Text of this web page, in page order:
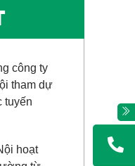
công ty
tham dự
tuyến
hoạt